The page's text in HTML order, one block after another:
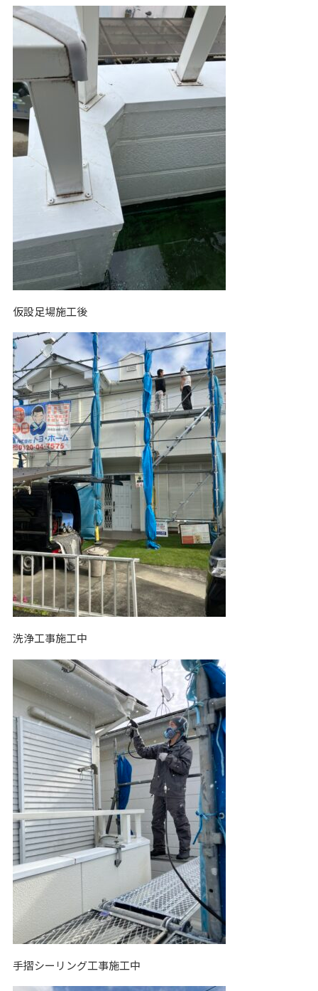
仮設足場施工後
洗浄工事施工中
手摺シーリング工事施工中